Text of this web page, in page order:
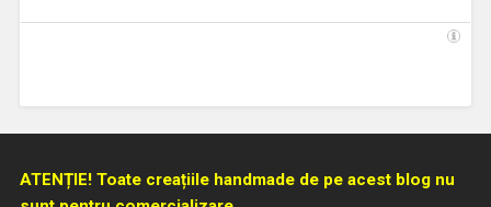
ATENȚIE! Toate creațiile handmade de pe acest blog nu